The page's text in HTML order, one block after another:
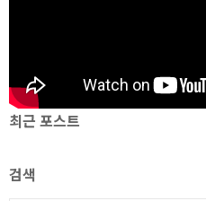
최근 포스트
검색